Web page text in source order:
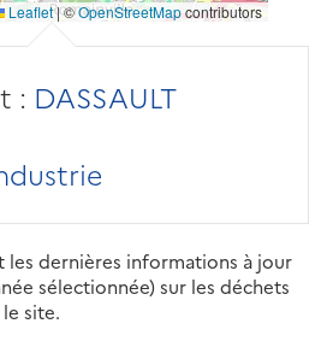
Leaflet|©OpenStreetMapcontributors
: DASSAULT
les dernières informations à jour
sélectionnée) sur les déchets
site.